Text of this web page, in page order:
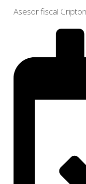
Asesor fiscal